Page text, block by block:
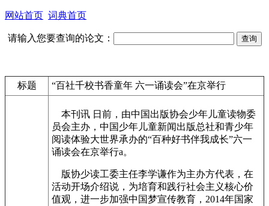
网站首页 词典首页
请输入您要查询的论文：
标题 “百社千校书香童年 六一诵读会”在京举行
本刊讯 日前，由中国出版协会少年儿童读物委
员会主办，中国少年儿童新闻出版总社和青少年
阅读体验大世界承办的“百种好书伴我成长”六一
诵读会在京举行a。
版协少读工委主任李学谦作为主办方代表，在
活动开场介绍说，为培育和践行社会主义核心价
值观，进一步加强中国梦宣传教育，2014年国家